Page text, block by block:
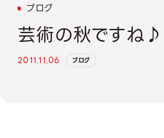
ブログ
芸術の秋ですね♪
2011.11.06 ブログ